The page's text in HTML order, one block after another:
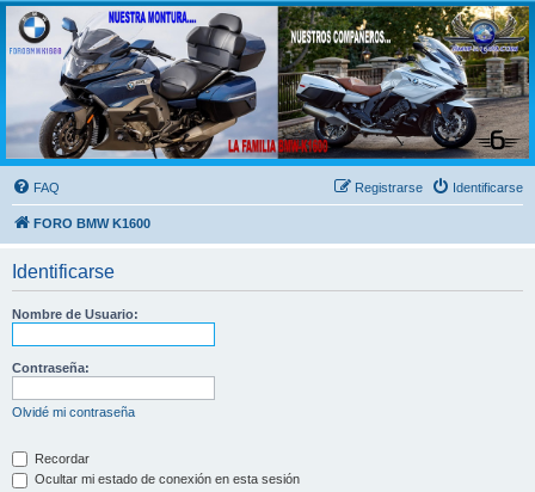
FORO BMW K1600
FORO de MOTOS BMW
FAQ Identificarse
Registrarse
FORO BMW K1600
Identificarse
Nombre de Usuario:
Contraseña:
Olvidé mi contraseña
Recordar
Ocultar mi estado de conexión en esta sesión